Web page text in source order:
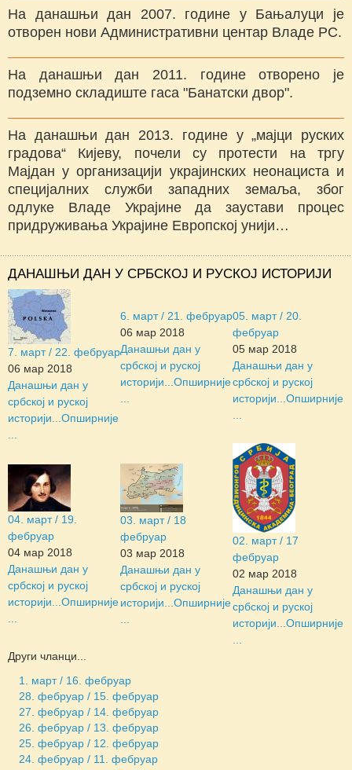
На данашњи дан 2007. године у Бањалуци је
отворен нови Административни центар Владе РС.
На данашњи дан 2011. године отворено је
подземно складиште гаса "Банатски двор".
На данашњи дан 2013. године у „мајци руских
градова“ Кијеву, почели су протести на тргу
Мајдан у организацији украјинских неонациста и
специјалних служби западних земаља, због
одлуке Владе Украјине да заустави процес
придруживања Украјине Европској унији…
ДАНАШЊИ ДАН У СРБСКОЈ И РУСКОЈ ИСТОРИЈИ
7. март / 22. фебруар
06 мар 2018
Данашњи дан у
србској и руској
историји... Опширније
6. март / 21. фебруар
06 мар 2018
Данашњи дан у
србској и руској
историји... Опширније
05. март / 20.
фебруар
05 мар 2018
Данашњи дан у
србској и руској
историји... Опширније
04. март / 19.
фебруар
04 мар 2018
Данашњи дан у
србској и руској
историји... Опширније
03. март / 18
фебруар
03 мар 2018
Данашњи дан у
србској и руској
историји... Опширније
02. март / 17
фебруар
02 мар 2018
Данашњи дан у
србској и руској
историји... Опширније
Други чланци...
1. март / 16. фебруар
28. фебруар / 15. фебруар
27. фебруар / 14. фебруар
26. фебруар / 13. фебруар
25. фебруар / 12. фебруар
24. фебруар / 11. фебруар